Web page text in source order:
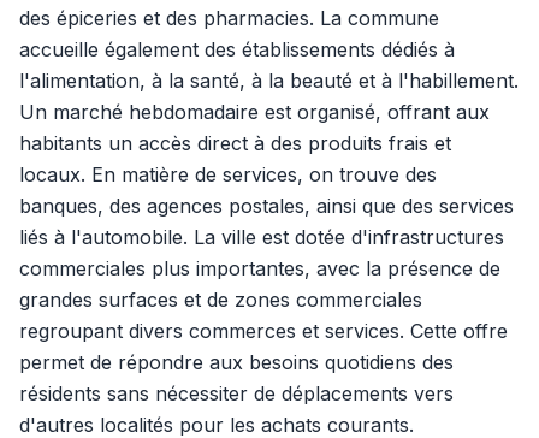
des épiceries et des pharmacies. La commune
accueille également des établissements dédiés à
l'alimentation, à la santé, à la beauté et à l'habillement.
Un marché hebdomadaire est organisé, offrant aux
habitants un accès direct à des produits frais et
locaux. En matière de services, on trouve des
banques, des agences postales, ainsi que des services
liés à l'automobile. La ville est dotée d'infrastructures
commerciales plus importantes, avec la présence de
grandes surfaces et de zones commerciales
regroupant divers commerces et services. Cette offre
permet de répondre aux besoins quotidiens des
résidents sans nécessiter de déplacements vers
d'autres localités pour les achats courants.